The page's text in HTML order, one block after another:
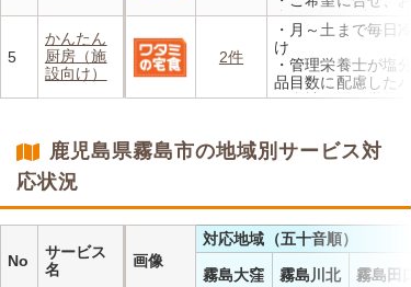
外
・香り、風味、食
るよう冷蔵でお届け
・日替わりの献立
らご利用可能
食、アレルギーに無
・1回だけ、1食だ
もOK
5
かんたん
厨房（施
設向け）
2件
・月～土まで毎日
け
・管理栄養士が塩
品目数に配慮した
・自社工場で厳格
減を実現！温める
鹿児島県霧島市の地域別サービス対
応状況
No
サービス
名
画像
対応地域（五十音順）
霧島大窪 霧島川北 霧島田口